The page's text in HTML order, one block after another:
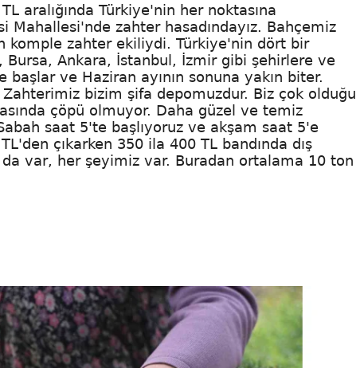
aralığında Türkiye'nin her noktasına
zahter hasadındayız. Bahçemiz
komple zahter ekiliydi. Türkiye'nin dört bir
Ankara, İstanbul, İzmir gibi şehirlere ve
başlar ve Haziran ayının sonuna yakın biter.
bizim şifa depomuzdur. Biz çok olduğu
çöpü olmuyor. Daha güzel ve temiz
saat 5'te başlıyoruz ve akşam saat 5'e
çıkarken 350 ila 400 TL bandında dış
var, her şeyimiz var. Buradan ortalama 10 ton